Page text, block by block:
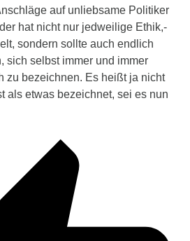
auf unliebsame Politiker
hat nicht nur jedweilige Ethik,-
sondern sollte auch endlich
sich selbst immer und immer
zu bezeichnen. Es heißt ja nicht
als etwas bezeichnet, sei es nun